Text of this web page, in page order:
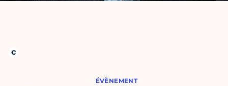
ÉVÈNEMENT